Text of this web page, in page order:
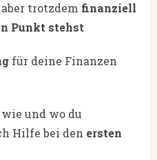
trotzdem finanziell
Punkt stehst
für deine Finanzen
und wo du
Hilfe bei den ersten